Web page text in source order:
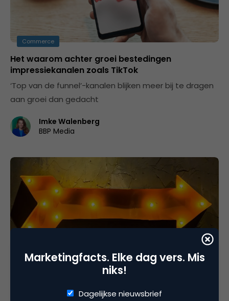
Commerce
Het waarom achter groei bestedingen
impressiekanalen zoals TikTok
‘Top van de funnel’-kanalen blijken meer bij te dragen
aan groei dan gedacht
Imke Walenberg
BBP Media
Advertising
Links-rechts-bias, omdat al het goede van links
Marketingfacts. Elke dag vers. Mis
niks!
Dagelijkse nieuwsbrief